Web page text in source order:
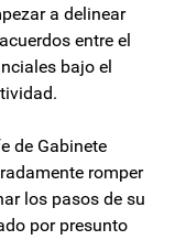
a delinear
entre el
bajo el
de Gabinete
romper
los pasos de su
por presunto